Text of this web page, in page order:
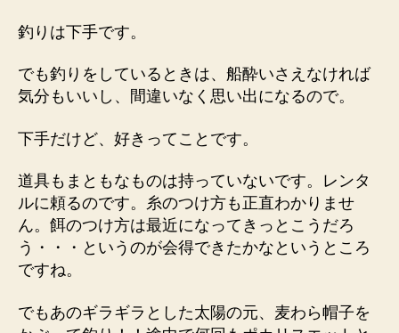
釣りは下手です。
でも釣りをしているときは、船酔いさえなければ
気分もいいし、間違いなく思い出になるので。
下手だけど、好きってことです。
道具もまともなものは持っていないです。レンタ
ルに頼るのです。糸のつけ方も正直わかりませ
ん。餌のつけ方は最近になってきっとこうだろ
う・・・というのが会得できたかなというところ
ですね。
でもあのギラギラとした太陽の元、麦わら帽子を